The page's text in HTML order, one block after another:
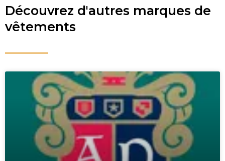
Découvrez d'autres marques de
vêtements